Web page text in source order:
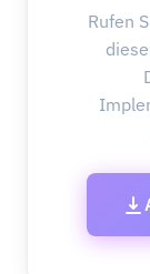
Rufen